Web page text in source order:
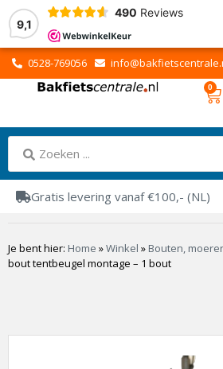
9,1
490 Reviews
0528-769056
0
Gratis levering vanaf €100,- (NL)
Je bent hier: Home »Winkel » Bouten,
bout tentbeugel montage – 1 bout